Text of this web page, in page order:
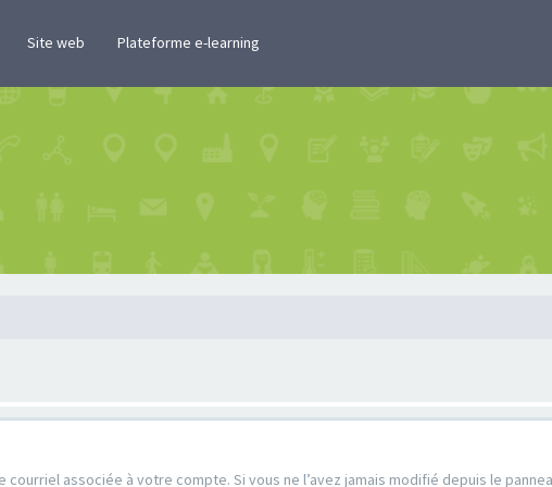
Site web Plateforme e-learning
associée à votre compte. Si vous ne l’avez jamais modifié depuis le